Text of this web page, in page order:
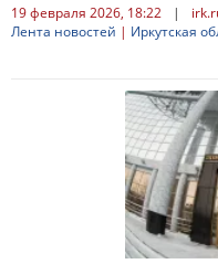
19 февраля 2026, 18:22 |
Лента новостей | Иркутская